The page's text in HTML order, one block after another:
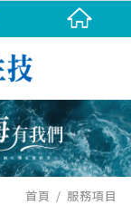
首頁 服務項目